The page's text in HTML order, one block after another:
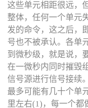
这些单元相距很远，
整体，任何一个单元
发的命令，这之后，
号也不被承认。各单
到微秒级，就是说，
在一微秒内同时摧毁
信号源进行信号接续
最多可能有几十个单
里左右(1)，每一个都